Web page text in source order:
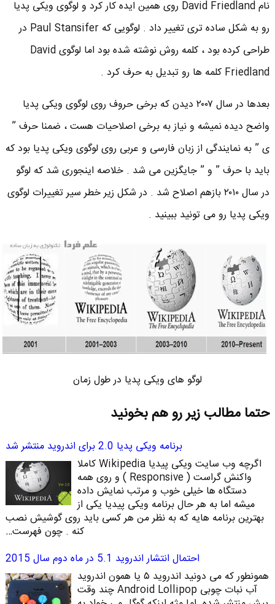
نام David Friedland روی همین ایده کار کرد و لوگوی ویکی پدیا
رو به شکل ساده تری تغییر داد . لوگویی که Paul Stansifer در
طراحی کرده بود ، کلمه روش نوشته شده بود اما لوگوی David
Friedland کلمه ها رو تبدیل به حرف کرد .
بعدها در سال ۲۰۰۷ دیدن که برخی حروف روی لوگوی ویکی پدیا
واضح دیده نمیشه و نیاز به برخی اصلاحیات هست ، ضمنا حرف ”
ی ” به نمایندگی از زبان فارسی و عربی روی لوگوی ویکی پدیا بود که
باید با حرف ” و ” جایگزین می شد . خلاصه اینجوری شد که لوگو
در سال ۲۰۱۰ بازهم اصلاح شد . در شکل زیر خطر سیر تغییرات لوگوی
ویکی پدیا رو می تونید ببینید .
لوگو های ویکی پدیا در طول زمان
حتما مطالب زیر رو هم بخونید
برنامه ویکی پدیا 2.0 برای اندروید منتشر شد
اگرچه وب سایت ویکی پیدیا Wikipedia کاملا
واکنش گراست ( Responsive ) و روی همه
دستگاه ها خیلی خوب و مرتب نمایش داده
میشه اما به هر حال برنامه ویکی پیدیا یکی از
بهترین برنامه هایه که به نظر من هر کسی باید روی گوشیش نصب
کنه . چون فهرست…
احتمال انتشار اندروید 5.1 در ماه دوم سال 2015
همونطور که می دونید اندروید ۵ یا همون اندروید
آب نبات چوبی Android Lollipop چند وقت